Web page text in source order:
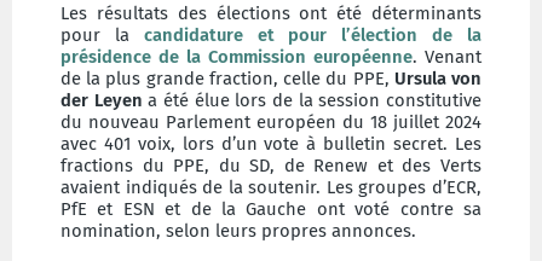
Les résultats des élections ont été déterminants
pour la candidature et pour l’élection de la
présidence de la Commission européenne. Venant
de la plus grande fraction, celle du PPE, Ursula von
der Leyen a été élue lors de la session constitutive
du nouveau Parlement européen du 18 juillet 2024
avec 401 voix, lors d’un vote à bulletin secret. Les
fractions du PPE, du SD, de Renew et des Verts
avaient indiqués de la soutenir. Les groupes d’ECR,
PfE et ESN et de la Gauche ont voté contre sa
nomination, selon leurs propres annonces.